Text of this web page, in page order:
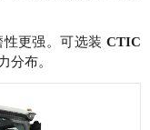
更强。可选装 CTIC
分布。